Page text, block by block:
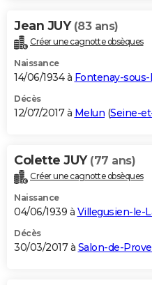
Jean JUY (83 ans)
Créer une cagnotte obsèques
Naissance
14/06/1934 à Fontenay-sous-
Décès
12/07/2017 à Melun (Seine-
Colette JUY (77 ans)
Créer une cagnotte obsèques
Naissance
04/06/1939 à Villegusien-le-
Décès
30/03/2017 à Salon-de-